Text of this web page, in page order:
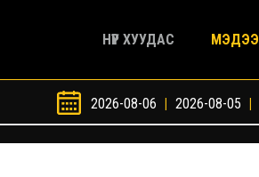
НҮҮР ХУУДАС МЭДЭЭ
2026-08-06 | 2026-08-05 |